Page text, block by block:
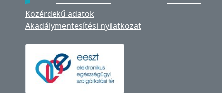
Közérdekű adatok
Akadálymentesítési nyilatkozat